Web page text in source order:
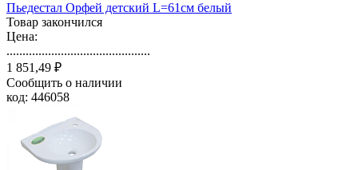
Пьедестал Орфей детский L=61см белый
Товар закончился
Цена:
.............................................
1 851,49 ₽
Сообщить о наличии
код: 446058